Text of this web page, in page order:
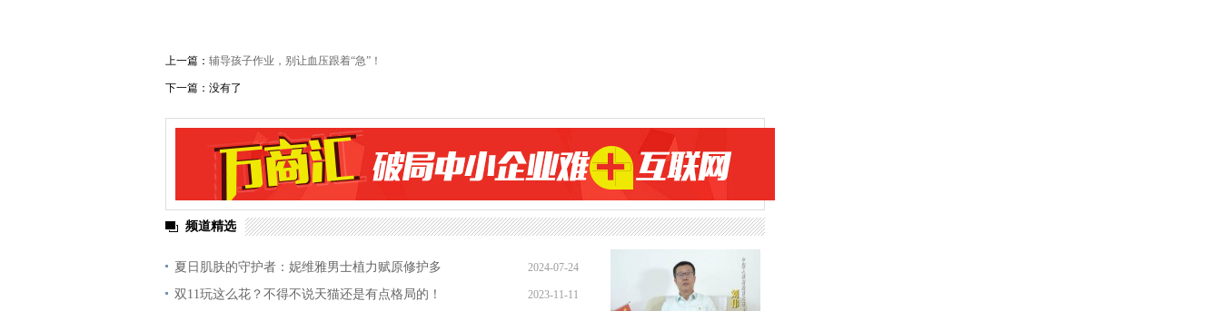
上一篇： 辅导孩子作业，别让血压跟着“急”！
下一篇：没有了
频道精选
夏日肌肤的守护者：妮维雅男士植力赋原修护多 2024-07-24
双11玩这么花？不得不说天猫还是有点格局的！ 2023-11-11